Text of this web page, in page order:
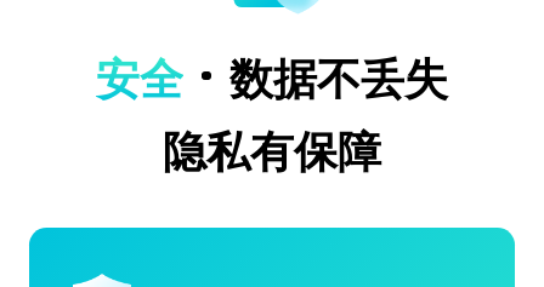
安全
数据不丢失
隐私有保障